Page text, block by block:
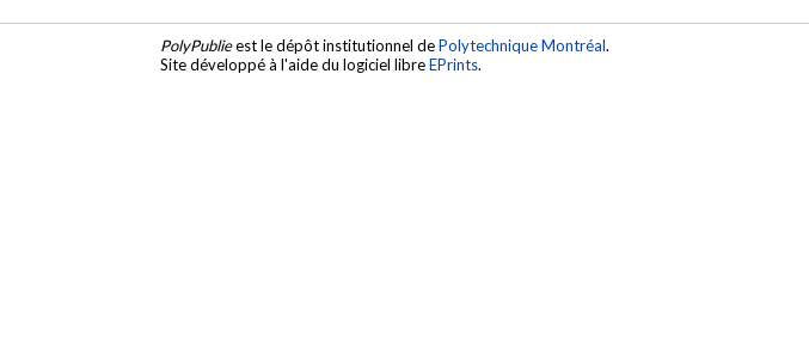
PolyPublieest le dépôt institutionnel dePolytechnique Montréal.
Site développé à l'aide du logiciel libreEPrints.